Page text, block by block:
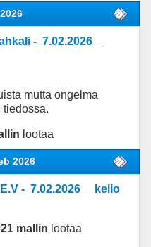
- 7.02.2026
mutta ongelma
lootaa
2026
- 7.02.2026 kello
mallin lootaa